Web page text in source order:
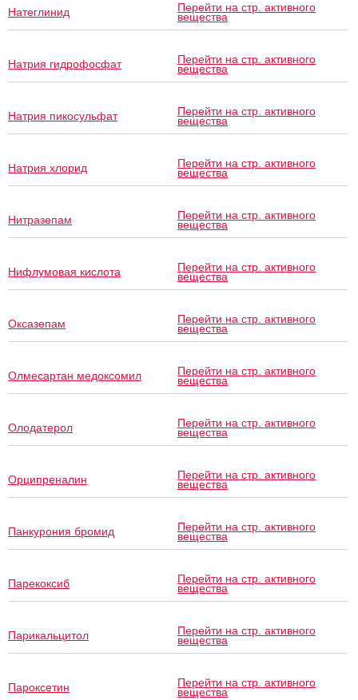
Натеглинид Перейти на стр. активного
вещества
Натрия гидрофосфат Перейти на стр. активного
вещества
Натрия пикосульфат Перейти на стр. активного
вещества
Натрия хлорид Перейти на стр. активного
вещества
Нитразепам Перейти на стр. активного
вещества
Нифлумовая кислота Перейти на стр. активного
вещества
Оксазепам Перейти на стр. активного
вещества
Олмесартан медоксомил Перейти на стр. активного
вещества
Олодатерол Перейти на стр. активного
вещества
Орципреналин Перейти на стр. активного
вещества
Панкурония бромид Перейти на стр. активного
вещества
Парекоксиб Перейти на стр. активного
вещества
Парикальцитол Перейти на стр. активного
вещества
Пароксетин Перейти на стр. активного
вещества